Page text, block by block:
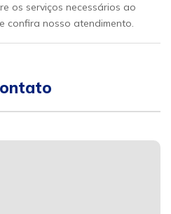
os serviços necessários ao
confira nosso atendimento.